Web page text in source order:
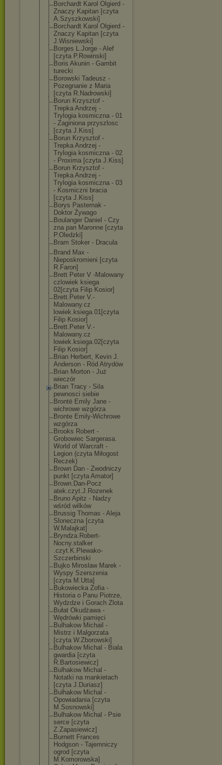
Borchardt Karol Olgierd -
Znaczy Kapitan [czyta
A.Szyszkowski]
Borchardt Karol Olgierd -
Znaczy Kapitan [czyta
J.Wisniewski]
Borges L.Jorge - Alef
[czyta P.Rowinski]
Boris Akunin - Gambit
turecki
Borowski Tadeusz -
Pozegnanie z Maria
[czyta R.Nadrowski]
Borun Krzysztof -
Trepka Andrzej -
Trylogia kosmiczna - 01
- Zaginiona przyszlosc
[czyta J.Kiss]
Borun Krzysztof -
Trepka Andrzej -
Trylogia kosmiczna - 02
- Proxima [czyta J.Kiss]
Borun Krzysztof -
Trepka Andrzej -
Trylogia kosmiczna - 03
- Kosmiczni bracia
[czyta J.Kiss]
Borys Pasternak -
Doktor Żywago
Boulanger Daniel - Czy
zna pan Maronne [czyta
P.Oledzki]
Bram Stoker - Dracula
Brand Max -
Nieposkromieni [czyta
R.Faron]
Brett Peter V -Malowany
czlowiek ksiega
02[czyta Filip Kosior]
Brett.Peter V.-
Malowany.cz
lowiek.ksiega.01[czyta
Filip Kosior]
Brett.Peter V.-
Malowany.cz
lowiek.ksiega.02[czyta
Filip Kosior]
Brian Herbert, Kevin J.
Anderson - Ród Atrydów
Brian Morton - Już
wieczór
Brian Tracy - Sila
pewnosci siebie
Brontë Emily Jane -
wichrowe wzgórza
Bronte Emily-Wichrowe
wzgórza
Brooks Robert -
Grobowiec Sargerasa.
World of Warcraft -
Legion (czyta Miłogost
Reczek)
Brown Dan - Zwodniczy
punkt [czyta Amator]
Brown.Dan-Pocz
atek.czyt.J.Rozenek
Bruno Apitz - Nadzy
wśród wilków
Brussig Thomas - Aleja
Sloneczna [czyta
W.Malajkat]
Bryndza.Robert-
Nocny.stalker
.czyt.K.Plewako-
Szczerbinski
Bujko Miroslaw Marek -
Wyspy Szerszenia
[czyta M.Utta]
Bukowiecka Zofia -
Historia o Panu Piotrze,
Wydzdze i Gorach Zlota
Bułat Okudżawa -
Wędrówki pamięci
Bulhakow Michail -
Mistrz i Malgorzata
[czyta W.Zborowski]
Bulhakow Michal - Biala
gwardia [czyta
R.Bartosiewicz]
Bulhakow Michal -
Notatki na mankietach
[czyta J.Duriasz]
Bulhakow Michal -
Opowiadania [czyta
M.Sosnowski]
Bulhakow Michal - Psie
serce [czyta
Z.Zapasiewicz]
Burnett Frances
Hodgson - Tajemniczy
ogrod [czyta
M.Komorowska]